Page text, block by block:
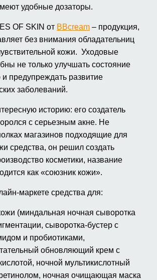
удобные дозаторы.
OF SKIN от BBcream – продукция,
без внимания обладательниц
кожи. Уходовые
не только улучшать состояние
предупреждать развитие
заболеваний.
историю: его создатель
с серьезным акне. Не
магазинов подходящие для
средства, он решил создать
косметики, название
как «союзник кожи».
маркете средства для:
(миндальная ночная сыворотка
сыворотка-бустер с
и пробиотиками,
обновляющий крем с
ночной мультикислотный
ночная очищающая маска